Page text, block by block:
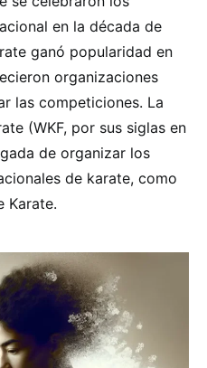
en la década de
ganó popularidad en
organizaciones
las competiciones. La
(WKF, por sus siglas en
de organizar los
de karate, como
Karate.